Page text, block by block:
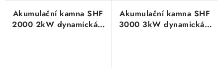
Akumulační kamna SHF
2000 2kW dynamická s
Akumulační kamna SHF
3000 3kW dynamická s